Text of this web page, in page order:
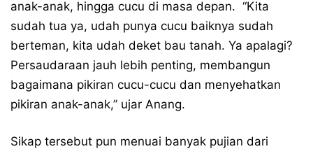
anak-anak, hingga cucu di masa depan. “Kita
sudah tua ya, udah punya cucu baiknya sudah
berteman, kita udah deket bau tanah. Ya apalagi?
Persaudaraan jauh lebih penting, membangun
bagaimana pikiran cucu-cucu dan menyehatkan
pikiran anak-anak,” ujar Anang.
Sikap tersebut pun menuai banyak pujian dari